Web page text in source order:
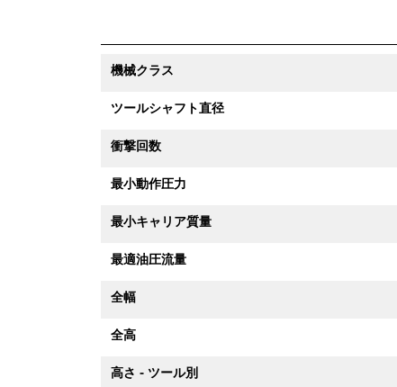
機械クラス
ツールシャフト直径
衝撃回数
最小動作圧力
最小キャリア質量
最適油圧流量
全幅
全高
高さ - ツール別